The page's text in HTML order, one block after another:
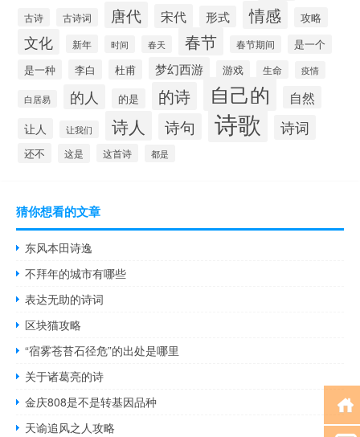
古诗 古诗词 唐代 宋代 形式 情感 攻略
文化 新年 时间 春天 春节 春节期间 是一个
是一种 李白 杜甫 梦幻西游 游戏 生命 疫情
白居易 的人 的是 的诗 自己的 自然
让人 让我们 诗人 诗句 诗歌 诗词
还不 这是 这首诗 都是
猜你想看的文章
东风本田诗逸
不拜年的城市有哪些
表达无助的诗词
区块猫攻略
“宿雾苍苔石径危”的出处是哪里
关于诸葛亮的诗
金庆808是不是转基因品种
天谕追风之人攻略